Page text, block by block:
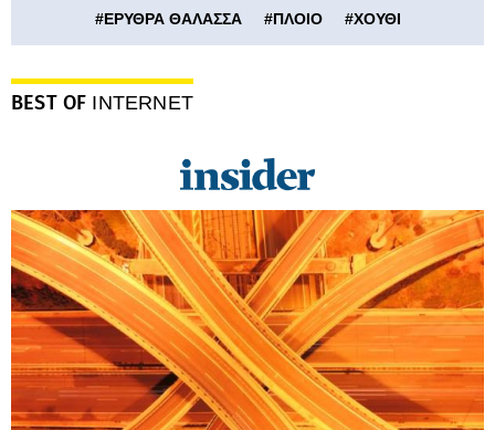
#ΕΡΥΘΡΑ ΘΑΛΑΣΣΑ #ΠΛΟΙΟ #ΧΟΥΘΙ
BEST OF INTERNET